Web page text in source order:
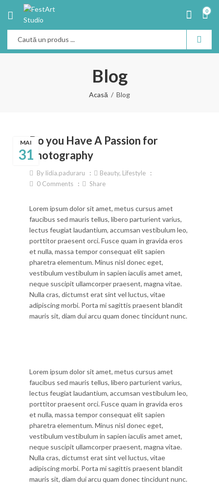
0
Blog
Acasă Blog
31
MAIDo you Have A Passion for
Photography
By lidia.paduraru Beauty, Lifestyle
0Comments Share
Lorem ipsum dolor sit amet, metus cursus amet
faucibus sed mauris tellus, libero parturient varius,
lectus feugiat laudantium, accumsan vestibulum leo,
porttitor praesent orci. Fusce quam in gravida eros
et nulla, massa tempor consequat elit sapien
pharetra elementum. Minus nisl donec eget,
vestibulum vestibulum in sapien iaculis amet amet,
neque suscipit ullamcorper praesent, magna vitae.
Nulla cras, dictumst erat sint vel luctus, vitae
adipiscing morbi. Porta mi sagittis praesent blandit
mauris sit, diam dui arcu quam donec tincidunt nunc.
Lorem ipsum dolor sit amet, metus cursus amet
faucibus sed mauris tellus, libero parturient varius,
lectus feugiat laudantium, accumsan vestibulum leo,
porttitor praesent orci. Fusce quam in gravida eros
et nulla, massa tempor consequat elit sapien
pharetra elementum. Minus nisl donec eget,
vestibulum vestibulum in sapien iaculis amet amet,
neque suscipit ullamcorper praesent, magna vitae.
Nulla cras, dictumst erat sint vel luctus, vitae
adipiscing morbi. Porta mi sagittis praesent blandit
mauris sit, diam dui arcu quam donec tincidunt nunc.